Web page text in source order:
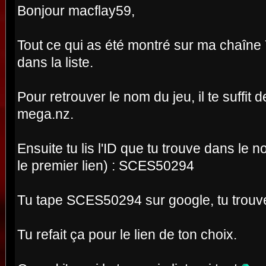
https://mega.nz/#!uLogEahA!VxeZ5g-
https://mega.nz/
https://mega.nz/
https://mega.nz/
https://mega.nz/
https://mega.nz/
8nOwthpcg
https://mega.nz/#!bD5WTYzK!c-
https://mega.nz/
https://mega.nz/
Bonjour macflay59,
Tout ce qui as été montré sur ma
dans la liste.
Pour retrouver le nom du jeu, il te suffit
mega.nz.
Ensuite tu lis l'ID que tu trouve dans le
le premier lien) : SCES50294
Tu tape SCES50294 sur google, tu
Tu refait ça pour le lien de ton choix.